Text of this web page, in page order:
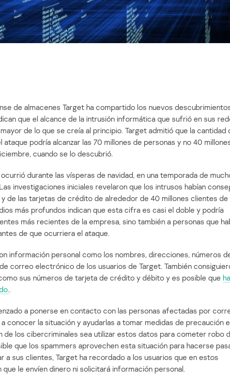
de almacenes Target ha compartido los nuevos
que el alcance de la intrusión informática que sufrió en sus
de lo que se creía al principio. Target admitió que la cantidad
podría alcanzar las 70 millones de personas y no 40
cuando se lo descubrió.
ocurrió durante las vísperas de navidad, en una temporada de
investigaciones iniciales revelaron que los intrusos habían
de las tarjetas de crédito de alrededor de 40 millones clientes de
más profundos indican que esta cifra es casi el doble y podría
más recientes de la empresa, sino también a personas que
de que ocurriera el ataque.
información personal como los nombres, direcciones, números
correo electrónico de los usuarios de Target. También
sus números de tarjeta de crédito y débito y es posible que
.
a ponerse en contacto con las personas afectadas por
conocer la situación y ayudarlas a tomar medidas de precaución
de los cibercriminales sea utilizar estos datos para cometer robo
que los spammers aprovechen esta situación para hacerse
a sus clientes, Target ha recordado a los usuarios que en estos
que le envíen dinero ni solicitará información personal.